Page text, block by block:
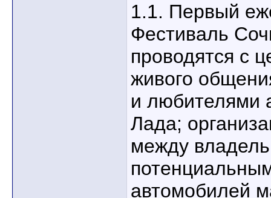
1.1. Первый
Фестиваль
проводятся с
живого
и любителями
Лада;
между
автомобилей